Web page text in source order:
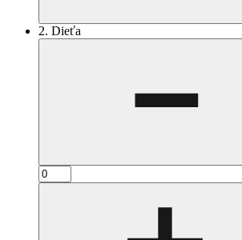
2. Dieťa